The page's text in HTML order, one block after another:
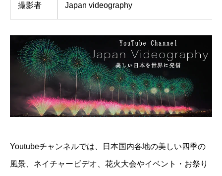
撮影者 Japan videography
Youtubeチャンネルでは、日本国内各地の美しい四季の
風景、ネイチャービデオ、花火大会やイベント・お祭り